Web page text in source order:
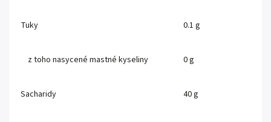
Tuky 0.1 g
z toho nasycené mastné kyseliny 0 g
Sacharidy 40 g